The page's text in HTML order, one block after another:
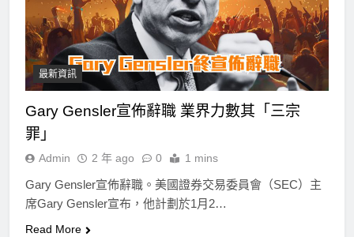
最新資訊
Gary Gensler宣佈辭職 業界力數其「三宗
罪」
Admin 2 年 ago 0 1 mins
Gary Gensler宣佈辭職。美國證券交易委員會（SEC）主
席Gary Gensler宣布，他計劃於1月2…
Read More